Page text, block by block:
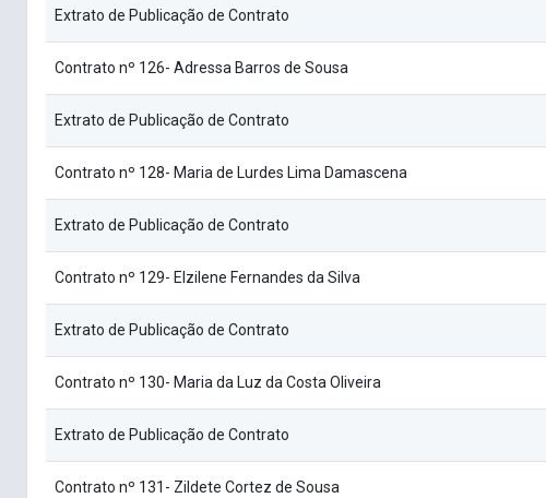
Extrato de Publicação de Contrato
Contrato nº 126- Adressa Barros de Sousa
Extrato de Publicação de Contrato
Contrato nº 128- Maria de Lurdes Lima Damascena
Extrato de Publicação de Contrato
Contrato nº 129- Elzilene Fernandes da Silva
Extrato de Publicação de Contrato
Contrato nº 130- Maria da Luz da Costa Oliveira
Extrato de Publicação de Contrato
Contrato nº 131- Zildete Cortez de Sousa